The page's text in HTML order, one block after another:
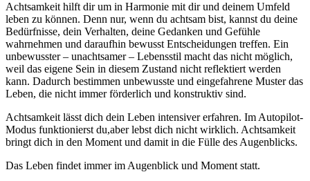
Achtsamkeit hilft dir um in Harmonie mit dir und deinem Umfeld
leben zu können. Denn nur, wenn du achtsam bist, kannst du deine
Bedürfnisse, dein Verhalten, deine Gedanken und Gefühle
wahrnehmen und daraufhin bewusst Entscheidungen treffen. Ein
unbewusster – unachtsamer – Lebensstil macht das nicht möglich,
weil das eigene Sein in diesem Zustand nicht reflektiert werden
kann. Dadurch bestimmen unbewusste und eingefahrene Muster das
Leben, die nicht immer förderlich und konstruktiv sind.
Achtsamkeit lässt dich dein Leben intensiver erfahren. Im Autopilot-
Modus funktionierst du,aber lebst dich nicht wirklich. Achtsamkeit
bringt dich in den Moment und damit in die Fülle des Augenblicks.
Das Leben findet immer im Augenblick und Moment statt.